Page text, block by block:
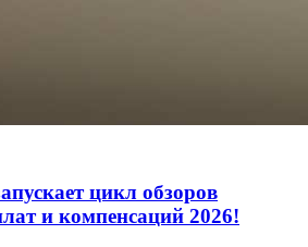
цикл обзоров
и компенсаций 2026!